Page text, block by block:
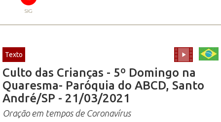
SIG
Texto
Culto das Crianças - 5º Domingo na
Quaresma- Paróquia do ABCD, Santo
André/SP - 21/03/2021
Oração em tempos de Coronavírus